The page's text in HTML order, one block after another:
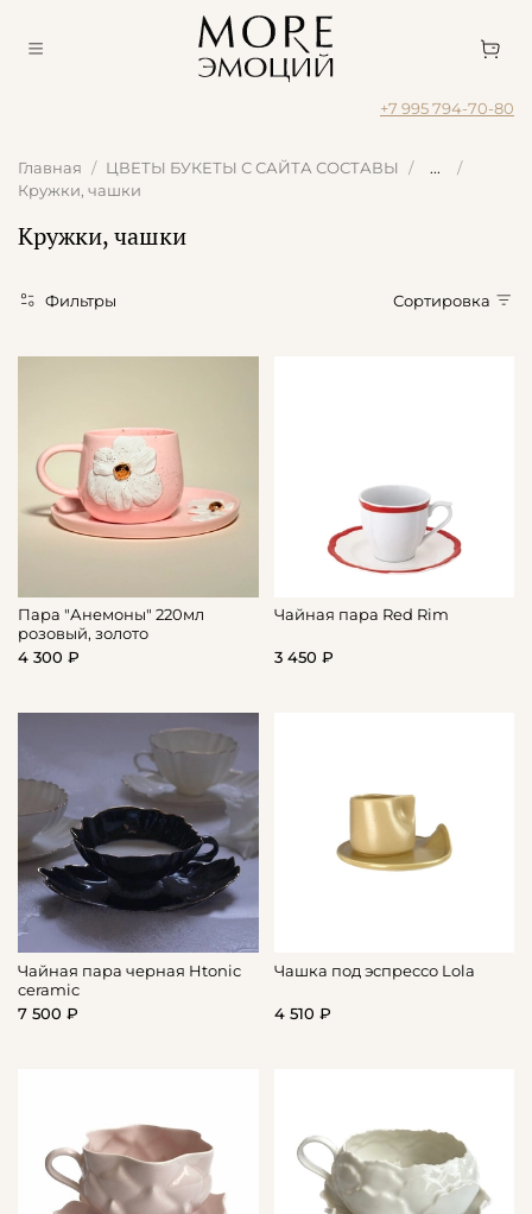
+7 995 794-70-80
Главная ЦВЕТЫ БУКЕТЫ С САЙТА СОСТАВЫ
...
Кружки, чашки
Кружки, чашки
Фильтры Сортировка
Пара "Анемоны" 220мл
розовый, золото
4 300 ₽
Чайная пара Red Rim
3 450 ₽
Чайная пара черная Htonic
ceramic
7 500 ₽
Чашка под эспрессо Lola
4 510 ₽